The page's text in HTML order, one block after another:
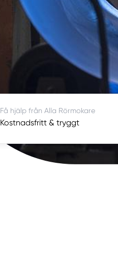
Få hjälp från Alla Rörmokare
Kostnadsfritt & tryggt